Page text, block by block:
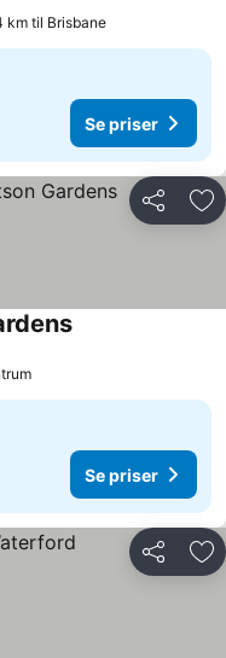
km til Brisbane
Se priser
Del
Se priser
Se priser
Del